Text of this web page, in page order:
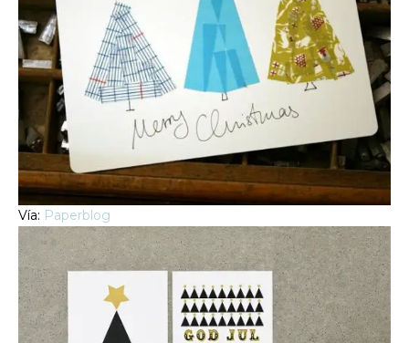
Vía: Paperblog